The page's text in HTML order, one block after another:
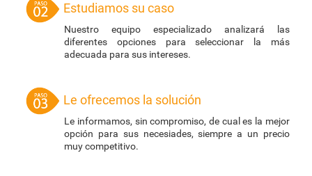
Estudiamos su caso
Nuestro equipo especializado analizará las
diferentes opciones para seleccionar la más
adecuada para sus intereses.
Le ofrecemos la solución
Le informamos, sin compromiso, de cual es la mejor
opción para sus necesiades, siempre a un precio
muy competitivo.